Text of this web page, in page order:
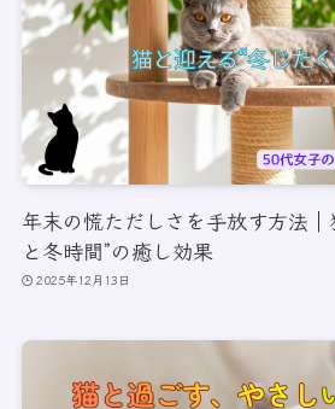
年末の慌ただしさを手放す方法｜
と冬時間”の癒し効果
2025年12月13日